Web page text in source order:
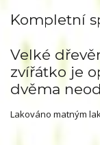
Kompletní
Velké
zvířátko je
dvěma
Lakováno matným